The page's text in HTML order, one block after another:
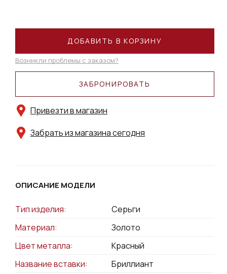
ЗАБРОНИРОВАТЬ
Привезти в магазин
Забрать из магазина сегодня
ДОБАВИТЬ В КОРЗИНУ
Возникли проблемы с заказом?
ОПИСАНИЕ МОДЕЛИ
Тип изделия:
Серьги
Материал:
Золото
Цвет металла:
Красный
Название вставки:
Бриллиант